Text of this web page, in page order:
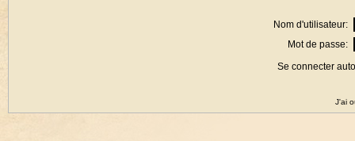
Nom d'utilisateur:
Mot de passe:
Se connecter
J'ai